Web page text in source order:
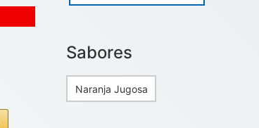
Sabores
Naranja Jugosa